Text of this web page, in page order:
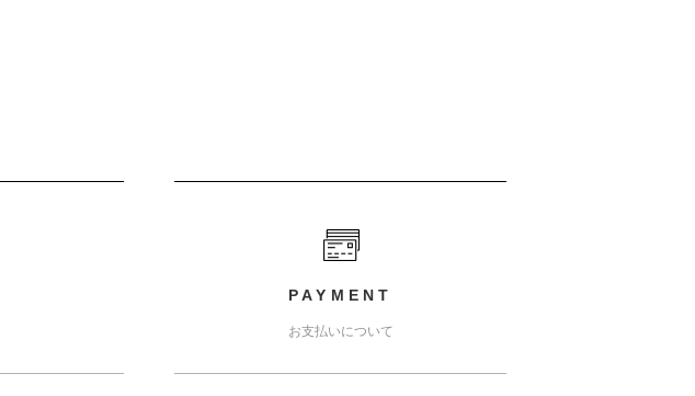
PAYMENT
お支払いについて